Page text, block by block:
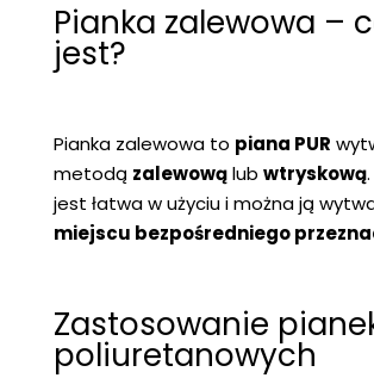
Pianka zalewowa –
jest?
Pianka zalewowa to piana PUR
metodą zalewowąlub wtryskową
jest łatwa w użyciu i można ją
miejscu bezpośredniego
Zastosowanie
poliuretanowych